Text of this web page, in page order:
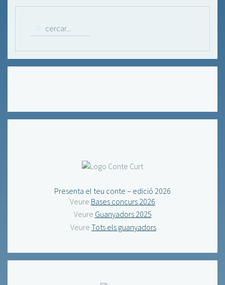
Presenta el teu conte – edició 2026
Veure Bases concurs 2026
Veure Guanyadors 2025
Veure Tots els guanyadors